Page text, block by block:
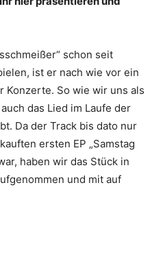
schon seit
ist er nach wie vor ein
Konzerte. So wie wir uns als
das Lied im Laufe der
Da der Track bis dato nur
ersten EP „Samstag
haben wir das Stück in
und mit auf